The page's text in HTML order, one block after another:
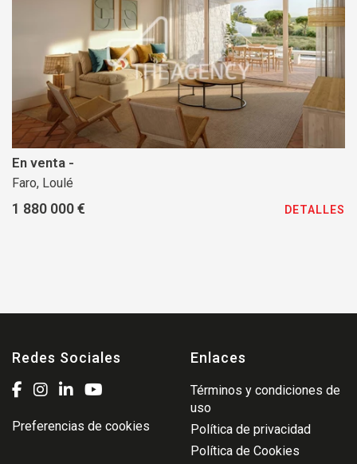
En venta -
Faro, Loulé
1 880 000 € DETALLES
Redes Sociales
Preferencias de cookies
Enlaces
Términos y condiciones de
uso
Política de privacidad
Política de Cookies